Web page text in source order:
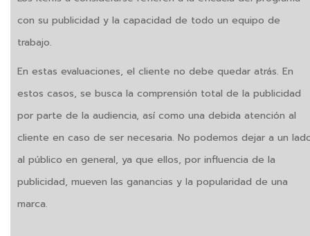
con su publicidad y la capacidad de todo un equipo de
trabajo.
En estas evaluaciones, el cliente no debe quedar atrás. En
estos casos, se busca la comprensión total de la publicidad
por parte de la audiencia, así como una debida atención al
cliente en caso de ser necesaria. No podemos dejar a un
al público en general, ya que ellos, por influencia de la
publicidad, mueven las ganancias y la popularidad de una
marca.